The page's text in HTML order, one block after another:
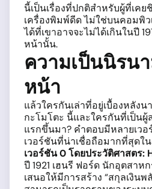
นี้เป็นเรื่องที่ปกติสำหรับผู้ที่เค
เครื่องพิมพ์ดีด ไม่ใช่บนคอมพิว
ได้ที่เขาอาจจะไม่ได้เกินในปี
หน้านั้น.
ความเป็นนิรน
หน้า
แล้วใครกันเล่าที่อยู่เบื้องหลัง
กะโมโตะ นี้และใครกันที่เป็นผู้
แรกขึ้นมา? คำตอบมีหลายเวอ
เวอร์ชันที่น่าเชื่อถือมากที่สุดใ
เวอร์ชัน0โดยประวัติศาสตร:
ปี 1921 เฮนรี ฟอร์ด นักอุตสาห
เสนอให้มีการสร้าง “สกุลเงินพ